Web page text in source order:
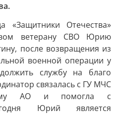
«Защитники Отечества»
ветерану СВО Юрию
после возвращения из
военной операции у
службу на благо
связалась с ГУ МЧС
АО и помогла с
Юрий является